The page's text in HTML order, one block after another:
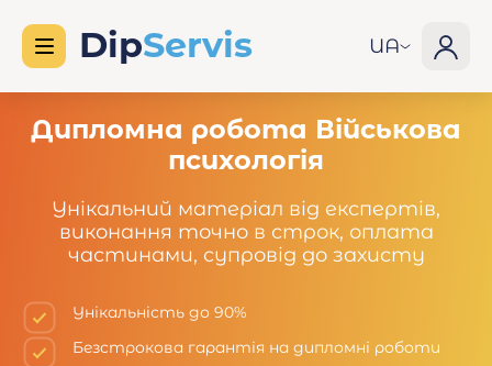
UA
Дипломна робота Військова
психологія
Унікальний матеріал від експертів,
виконання точно в строк, оплата
частинами, супровід до захисту
Унікальність до 90%
Безстрокова гарантія на дипломні роботи